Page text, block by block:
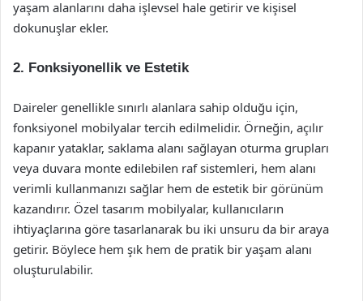
yaşam alanlarını daha işlevsel hale getirir ve kişisel
dokunuşlar ekler.
2. Fonksiyonellik ve Estetik
Daireler genellikle sınırlı alanlara sahip olduğu için,
fonksiyonel mobilyalar tercih edilmelidir. Örneğin, açılır
kapanır yataklar, saklama alanı sağlayan oturma grupları
veya duvara monte edilebilen raf sistemleri, hem alanı
verimli kullanmanızı sağlar hem de estetik bir görünüm
kazandırır. Özel tasarım mobilyalar, kullanıcıların
ihtiyaçlarına göre tasarlanarak bu iki unsuru da bir araya
getirir. Böylece hem şık hem de pratik bir yaşam alanı
oluşturulabilir.